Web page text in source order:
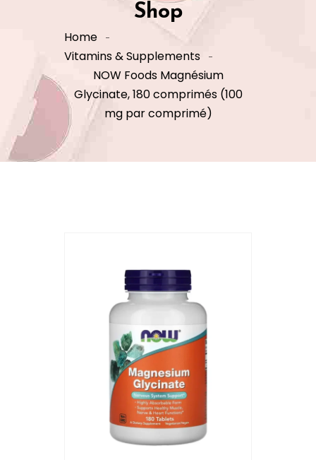
Shop
Home
Vitamins & Supplements
NOW Foods Magnésium
Glycinate, 180 comprimés (100
mg par comprimé)